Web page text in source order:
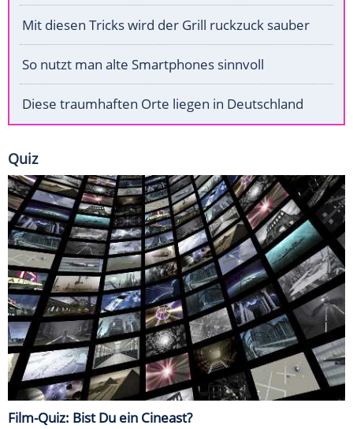
Mit diesen Tricks wird der Grill ruckzuck sauber
So nutzt man alte Smartphones sinnvoll
Diese traumhaften Orte liegen in Deutschland
Quiz
Film-Quiz: Bist Du ein Cineast?